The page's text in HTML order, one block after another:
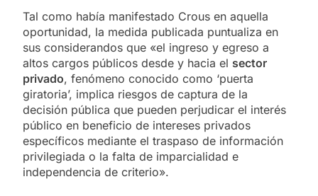
Tal como había manifestado Crous en aquella
oportunidad, la medida publicada puntualiza en
sus considerandos que «el ingreso y egreso a
altos cargos públicos desde y hacia el sector
privado, fenómeno conocido como ‘puerta
giratoria’, implica riesgos de captura de la
decisión pública que pueden perjudicar el interés
público en beneficio de intereses privados
específicos mediante el traspaso de información
privilegiada o la falta de imparcialidad e
independencia de criterio».